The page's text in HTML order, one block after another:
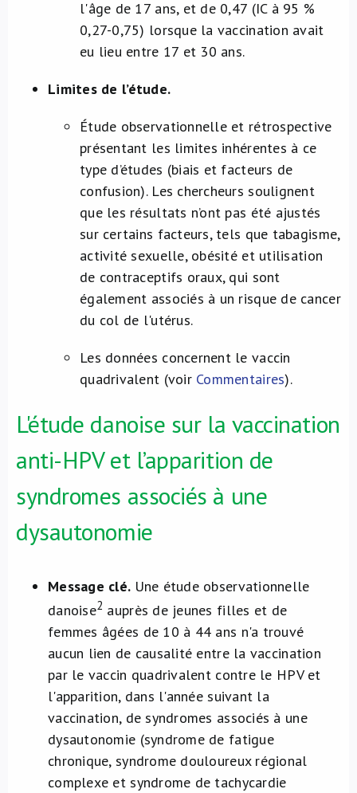
l'âge de 17 ans, et de 0,47 (IC à 95 %
0,27-0,75) lorsque la vaccination avait
eu lieu entre 17 et 30 ans.
Limites de l’étude.
Étude observationnelle et rétrospective
présentant les limites inhérentes à ce
type d’études (biais et facteurs de
confusion). Les chercheurs soulignent
que les résultats n’ont pas été ajustés
sur certains facteurs, tels que tabagisme,
activité sexuelle, obésité et utilisation
de contraceptifs oraux, qui sont
également associés à un risque de cancer
du col de l'utérus.
Les données concernent le vaccin
quadrivalent (voir Commentaires).
L'étude danoise sur la vaccination
anti-HPV et l’apparition de
syndromes associés à une
dysautonomie
Message clé. Une étude observationnelle
danoise2 auprès de jeunes filles et de
femmes âgées de 10 à 44 ans n'a trouvé
aucun lien de causalité entre la vaccination
par le vaccin quadrivalent contre le HPV et
l'apparition, dans l'année suivant la
vaccination, de syndromes associés à une
dysautonomie (syndrome de fatigue
chronique, syndrome douloureux régional
complexe et syndrome de tachycardie